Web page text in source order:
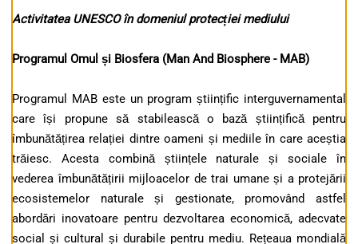
Activitatea UNESCO în domeniul protecției mediului
Programul Omul și Biosfera (Man And Biosphere - MAB)
Programul MAB este un program științific interguvernamental
care își propune să stabilească o bază științifică pentru
îmbunătățirea relației dintre oameni și mediile în care aceștia
trăiesc. Acesta combină științele naturale și sociale în
vederea îmbunătățirii mijloacelor de trai umane și a protejării
ecosistemelor naturale și gestionate, promovând astfel
abordări inovatoare pentru dezvoltarea economică, adecvate
social și cultural și durabile pentru mediu. Rețeaua mondială